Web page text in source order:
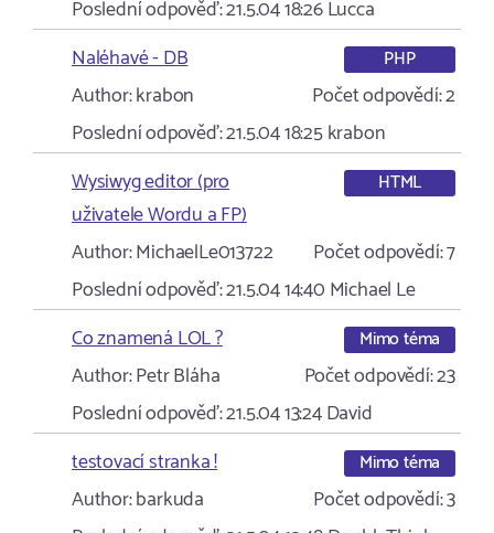
Poslední odpověď:21.5.04 18:26Lucca
Naléhavé - DB
PHP
Author:krabon Počet odpovědí:2
Poslední odpověď:21.5.04 18:25krabon
Wysiwyg editor (pro
uživatele Wordu a FP)
HTML
Author:MichaelLe013722 Počet odpovědí:7
Poslední odpověď:21.5.04 14:40 Michael Le
Co znamená LOL ?
Mimo téma
Author:Petr Bláha Počet odpovědí:23
Poslední odpověď:21.5.04 13:24David
testovací stranka !
Mimo téma
Author:barkuda Počet odpovědí:3